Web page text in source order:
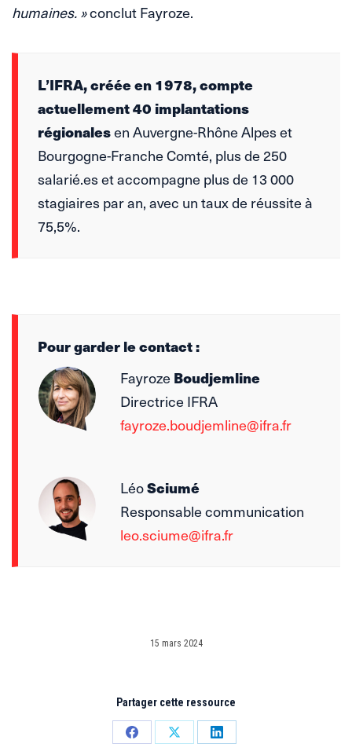
humaines. »conclut Fayroze.
L’IFRA, créée en 1978, compte
actuellement 40 implantations
régionalesen Auvergne-Rhône Alpes et
Bourgogne-Franche Comté, plus de 250
salarié.es et accompagne plus de 13 000
stagiaires par an, avec un taux de réussite à
75,5%.
Pour garder le contact :
FayrozeBoudjemline
Directrice IFRA
fayroze.boudjemline@ifra.fr
LéoSciumé
Responsable communication
leo.sciume@ifra.fr
15 mars 2024
Partager cette ressource
PartagerPartagerPartager